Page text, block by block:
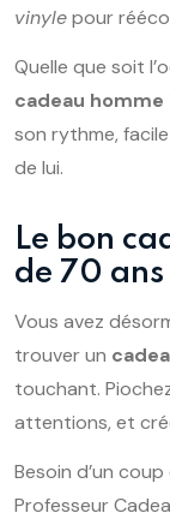
vinylepour
Quelle que soit
cadeau homme
son rythme,
de lui.
Le bon
de 70 ans
Vous avez
trouver un
touchant.
attentions, et
Besoin d’un
Professeur